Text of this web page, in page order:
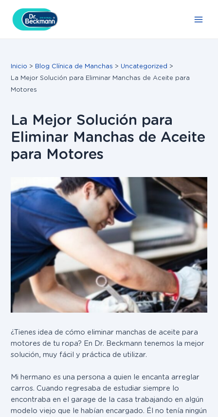
contenido
Inicio Blog Clínica de Manchas
Uncategorized
La Mejor Solución para Eliminar Manchas de Aceite para
Motores
La Mejor Solución para
Eliminar Manchas de Aceite
para Motores
¿Tienes idea de cómo eliminar manchas de aceite para
motores de tu ropa? En Dr. Beckmann tenemos la mejor
solución, muy fácil y práctica de utilizar.
Mi hermano es una persona a quien le encanta arreglar
carros. Cuando regresaba de estudiar siempre lo
encontraba en el garage de la casa trabajando en algún
modelo viejo que le habían encargado. Él no tenía ningún
de
entradas